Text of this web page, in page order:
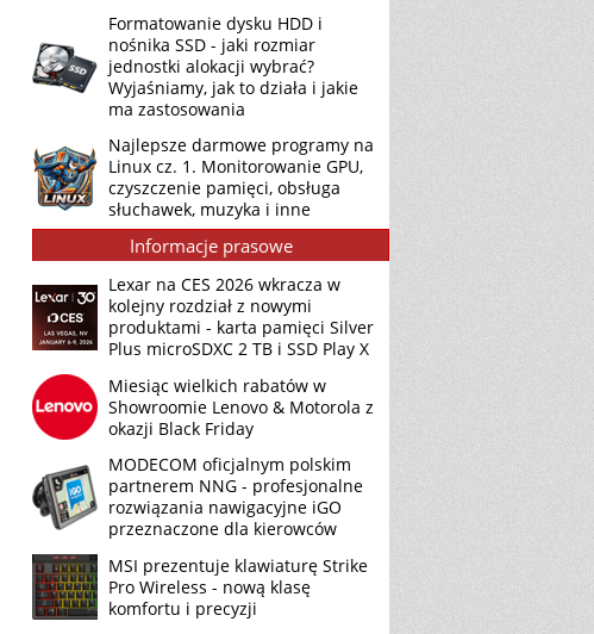
Formatowanie dysku HDD i
nośnika SSD - jaki rozmiar
jednostki alokacji wybrać?
Wyjaśniamy, jak to działa i jakie
ma zastosowania
Najlepsze darmowe programy na
Linux cz. 1. Monitorowanie GPU,
czyszczenie pamięci, obsługa
słuchawek, muzyka i inne
Informacje prasowe
Lexar na CES 2026 wkracza w
kolejny rozdział z nowymi
produktami - karta pamięci Silver
Plus microSDXC 2 TB i SSD Play X
Miesiąc wielkich rabatów w
Showroomie Lenovo & Motorola z
okazji Black Friday
MODECOM oficjalnym polskim
partnerem NNG - profesjonalne
rozwiązania nawigacyjne iGO
przeznaczone dla kierowców
MSI prezentuje klawiaturę Strike
Pro Wireless - nową klasę
komfortu i precyzji